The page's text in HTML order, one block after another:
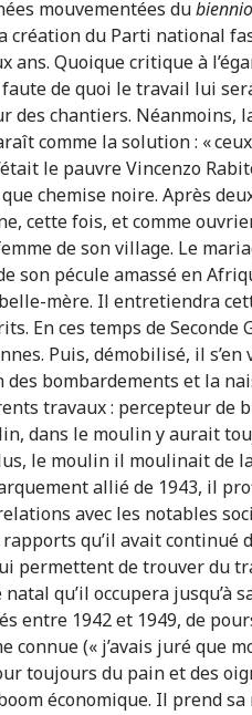
mouvementées du
création du Parti national
Quoique critique à
de quoi le travail lui
des chantiers. Néanmoins,
comme la solution : «
le pauvre Vincenzo
chemise noire. Après
cette fois, et comme
de son village. Le
son pécule amassé en
mère. Il entretiendra
En ces temps de Seconde
Puis, démobilisé, il
bombardements et la
travaux : percepteur de
dans le moulin y aurait
le moulin il moulinait de
allié de 1943, il
avec les notables
qu’il avait continué
permettent de trouver du
qu’il occupera jusqu’à
entre 1942 et 1949, de
connue (« j’avais juré que
toujours du pain et des
économique. Il prend